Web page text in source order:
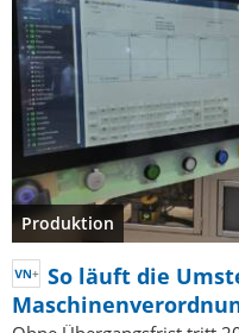
Produktion
So läuft die